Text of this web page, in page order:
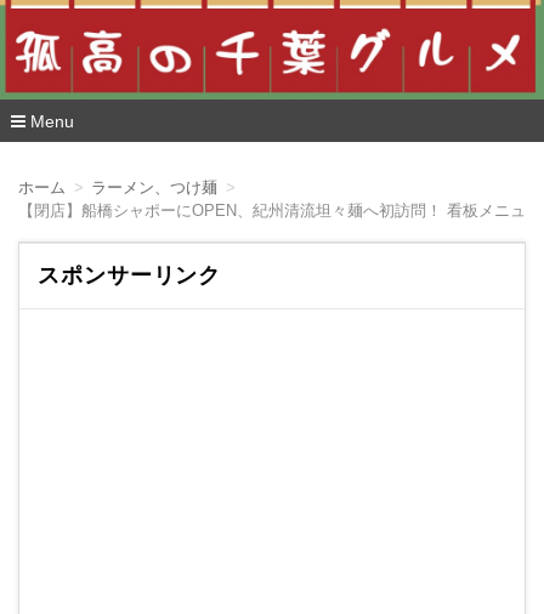
Menu
ホーム
ラーメン、つけ麺
【閉店】船橋シャポーにOPEN、紀州清流坦々麺へ初訪問！ 看板メニュ
スポンサーリンク